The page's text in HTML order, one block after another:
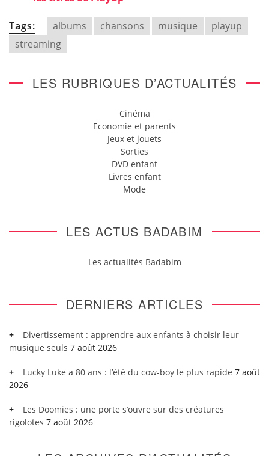
Tags: albums chansons musique
playup
streaming
LES RUBRIQUES D’ACTUALITÉS
Cinéma
Economie et parents
Jeux et jouets
Sorties
DVD enfant
Livres enfant
Mode
LES ACTUS BADABIM
Les actualités Badabim
DERNIERS ARTICLES
Divertissement : apprendre aux enfants à choisir leur
musique seuls 7 août 2026
Lucky Luke a 80 ans : l’été du cow-boy le plus rapide 7 août
2026
Les Doomies : une porte s’ouvre sur des créatures
rigolotes 7 août 2026